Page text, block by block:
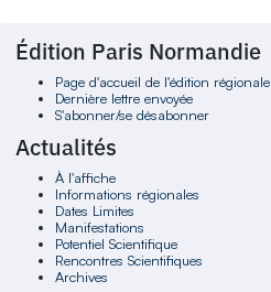
Édition Paris Normandie
Page d'accueil de l'édition régionale
Dernière lettre envoyée
S'abonner/se désabonner
Actualités
À l'affiche
Informations régionales
Dates Limites
Manifestations
Potentiel Scientifique
Rencontres Scientifiques
Archives